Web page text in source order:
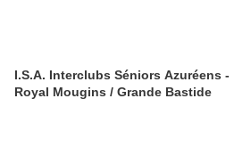
I.S.A. Interclubs Séniors Azuréens -
Royal Mougins / Grande Bastide